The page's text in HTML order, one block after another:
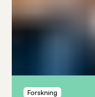
Forskning